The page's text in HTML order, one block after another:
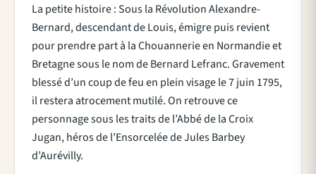
La petite histoire : Sous la Révolution Alexandre-
Bernard, descendant de Louis, émigre puis revient
pour prendre part à la Chouannerie en Normandie et
Bretagne sous le nom de Bernard Lefranc. Gravement
blessé d’un coup de feu en plein visage le 7 juin 1795,
il restera atrocement mutilé. On retrouve ce
personnage sous les traits de l’Abbé de la Croix
Jugan, héros de l’Ensorcelée de Jules Barbey
d’Aurévilly.